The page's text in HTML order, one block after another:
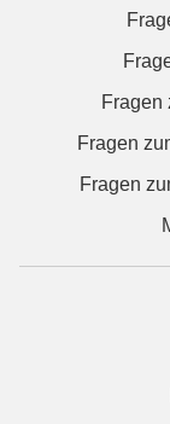
Fragen
Fragen
Fragen